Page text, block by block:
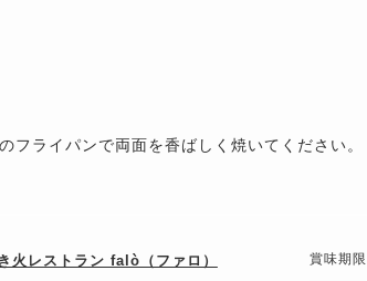
フライパンで両面を香ばしく焼いてください。
火レストラン falò（ファロ） 賞味期限